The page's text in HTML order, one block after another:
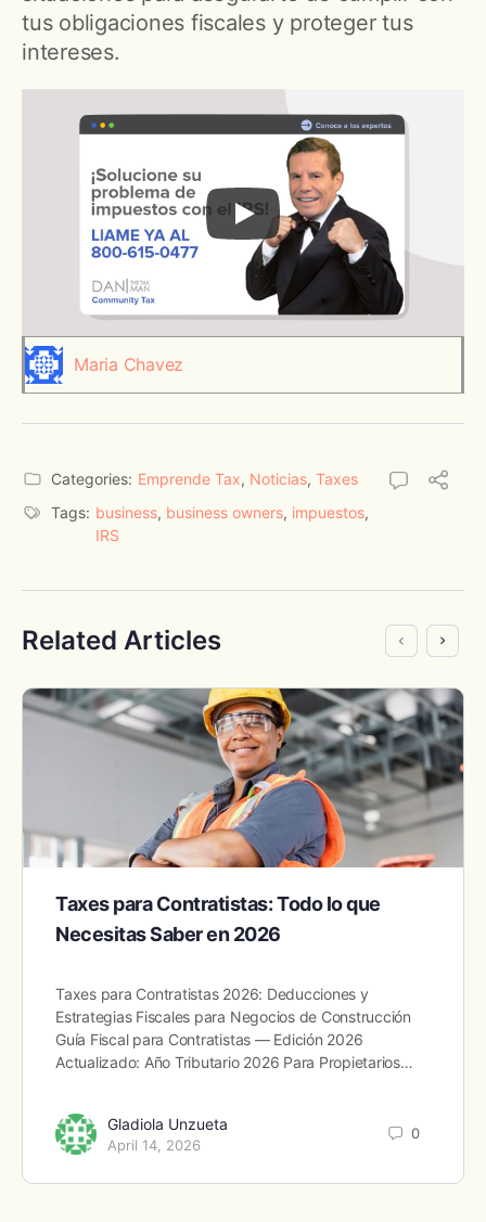
tus obligaciones fiscales y proteger tus
intereses.
Maria Chavez
Categories: Emprende Tax, Noticias, Taxes
Tags: business, business owners, impuestos,
IRS
Related Articles
Taxes para Contratistas: Todo lo que
Necesitas Saber en 2026
Taxes para Contratistas 2026: Deducciones y
Estrategias Fiscales para Negocios de Construcción
Guía Fiscal para Contratistas — Edición 2026
Actualizado: Año Tributario 2026 Para Propietarios…
Gladiola Unzueta
April 14, 2026
0